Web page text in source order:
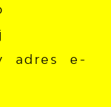
adres e-